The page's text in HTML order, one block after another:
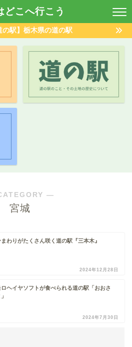
どこへ行こう
の駅】栃木県の道の駅
―
宮城